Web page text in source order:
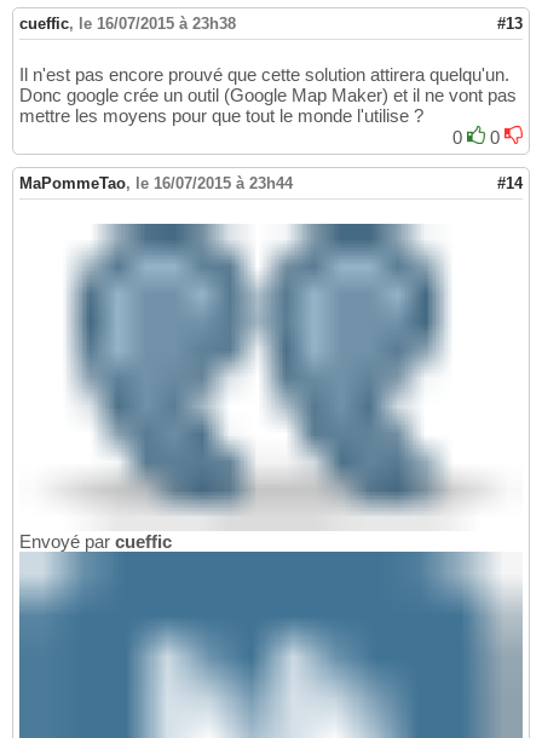
cueffic, le 16/07/2015 à 23h38 #13
Il n'est pas encore prouvé que cette solution attirera quelqu'un.
Donc google crée un outil (Google Map Maker) et il ne vont pas
mettre les moyens pour que tout le monde l'utilise ?
0
0
MaPommeTao, le 16/07/2015 à 23h44 #14
Envoyé par cueffic